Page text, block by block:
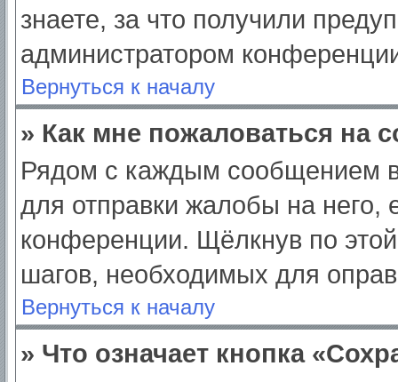
знаете, за что получили
администратором
Вернуться к началу
» Как мне пожаловаться на
Рядом с каждым сообщением
для отправки жалобы на него,
конференции. Щёлкнув по
шагов, необходимых для
Вернуться к началу
» Что означает кнопка